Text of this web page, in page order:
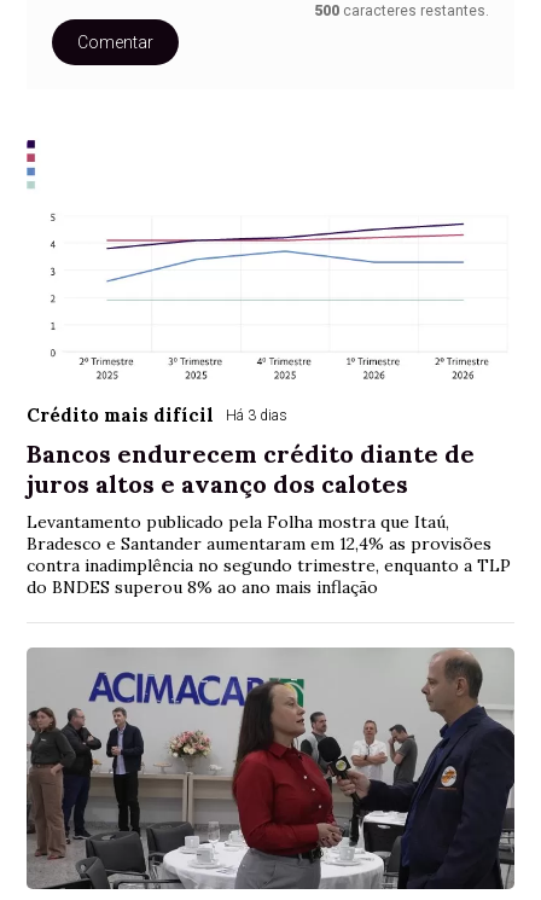
500 caracteres restantes.
Comentar
Crédito mais difícil Há 3 dias
Bancos endurecem crédito diante de
juros altos e avanço dos calotes
Levantamento publicado pela Folha mostra que Itaú,
Bradesco e Santander aumentaram em 12,4% as provisões
contra inadimplência no segundo trimestre, enquanto a TLP
do BNDES superou 8% ao ano mais inflação